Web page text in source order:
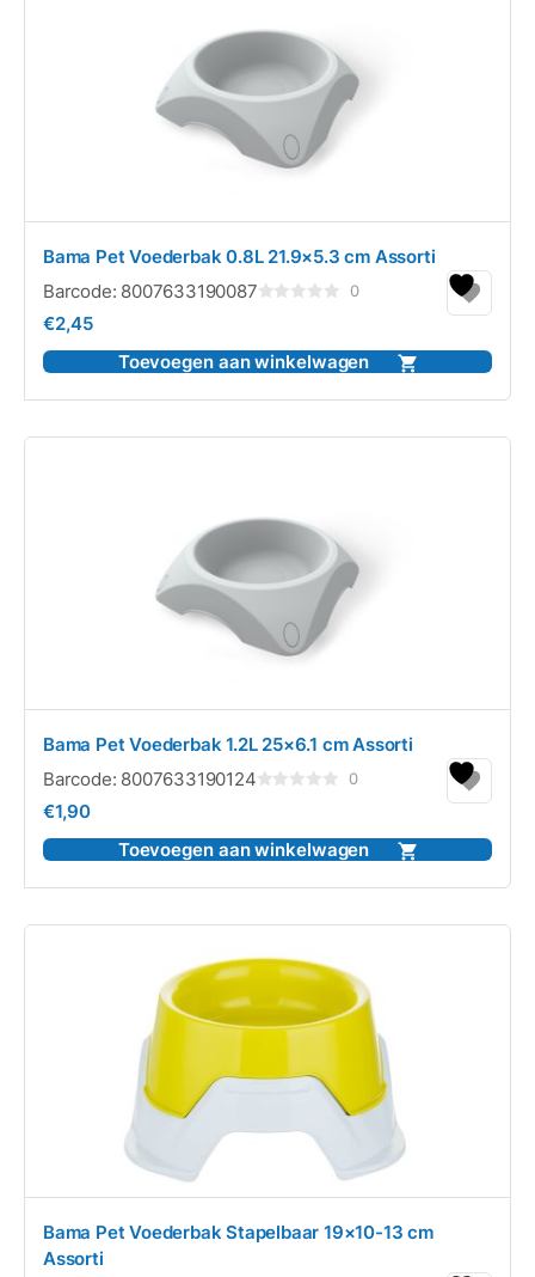
Bama Pet Voederbak 0.8L 21.9×5.3 cm Assorti
Barcode: 8007633190087
5
0
€2,45
Toevoegen aan winkelwagen
Bama Pet Voederbak 1.2L 25×6.1 cm Assorti
Barcode: 8007633190124
5
0
€1,90
Toevoegen aan winkelwagen
Bama Pet Voederbak Stapelbaar 19×10-13 cm
Assorti